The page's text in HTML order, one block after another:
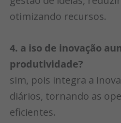
otimizando recursos.
4. a iso de inovação
produtividade?
sim, pois integra a
diários, tornando as
eficientes.